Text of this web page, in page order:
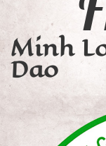
Minh
Dao